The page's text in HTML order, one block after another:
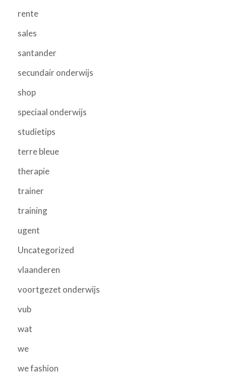
rente
sales
santander
secundair onderwijs
shop
speciaal onderwijs
studietips
terre bleue
therapie
trainer
training
ugent
Uncategorized
vlaanderen
voortgezet onderwijs
vub
wat
we
we fashion